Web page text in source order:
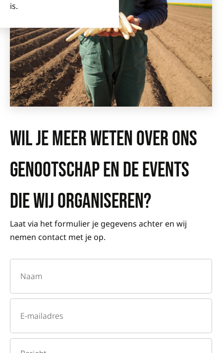
is.
WIL JE MEER WETEN OVER ONS
GENOOTSCHAP EN DE EVENTS
DIE WIJ ORGANISEREN?
Laat via het formulier je gegevens achter en wij
nemen contact met je op.